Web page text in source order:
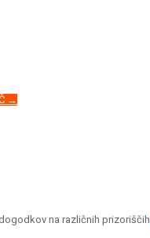
→
na različnih prizoriščih.